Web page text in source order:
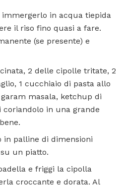
in acqua tiepida
il riso fino quasi a fare.
(se presente) e
2 delle cipolle tritate, 2
1 cucchiaio di pasta allo
masala, ketchup di
coriandolo in una grande
in palline di dimensioni
un piatto.
e friggi la cipolla
croccante e dorata. Al